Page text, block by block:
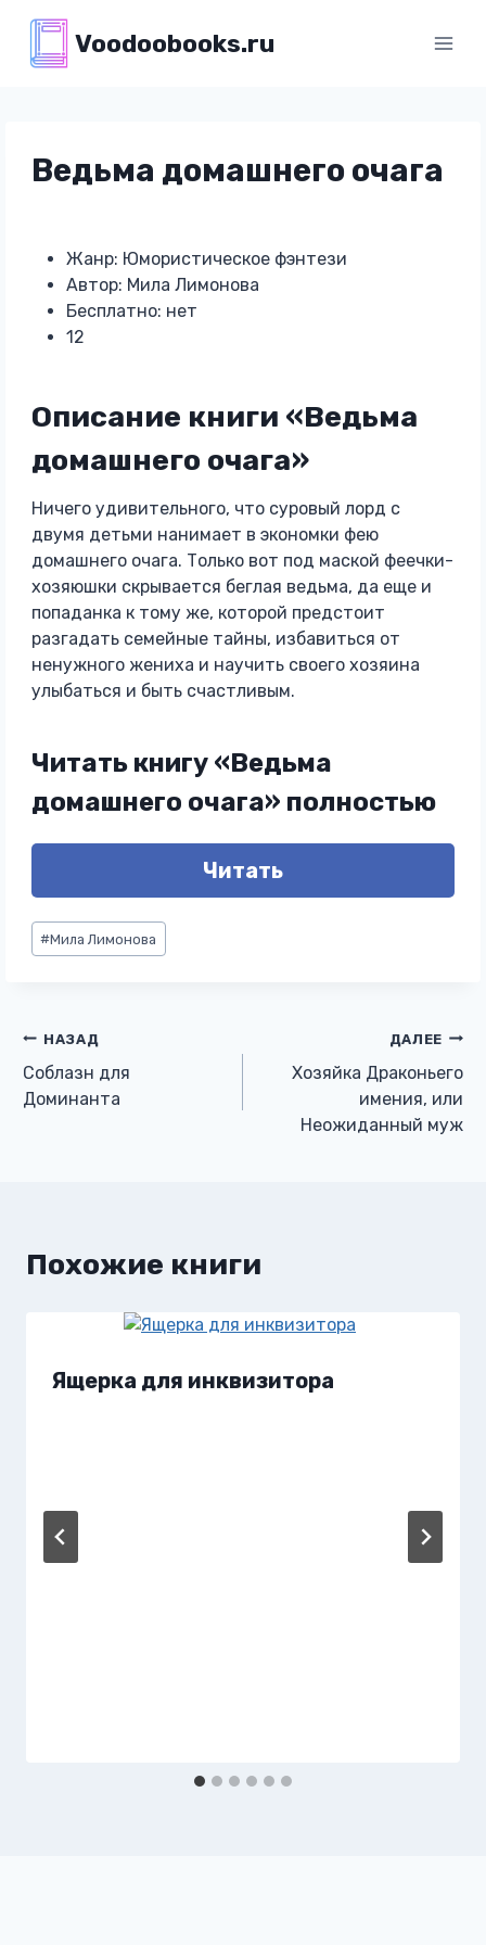
содержимому
Voodoobooks.ru
Ведьма домашнего очага
Жанр: Юмористическое фэнтези
Автор: Мила Лимонова
Бесплатно: нет
12
Описание книги «Ведьма
домашнего очага»
Ничего удивительного, что суровый лорд с
двумя детьми нанимает в экономки фею
домашнего очага. Только вот под маской феечки-
хозяюшки скрывается беглая ведьма, да еще и
попаданка к тому же, которой предстоит
разгадать семейные тайны, избавиться от
ненужного жениха и научить своего хозяина
улыбаться и быть счастливым.
Читать книгу «Ведьма
домашнего очага» полностью
Читать
Метки
записи:
#Мила Лимонова
Навигация
по
НАЗАД
Соблазн для
Доминанта
ДАЛЕЕ
Хозяйка Драконьего
имения, или
Неожиданный муж
Похожие книги
Ящерка для инквизитора